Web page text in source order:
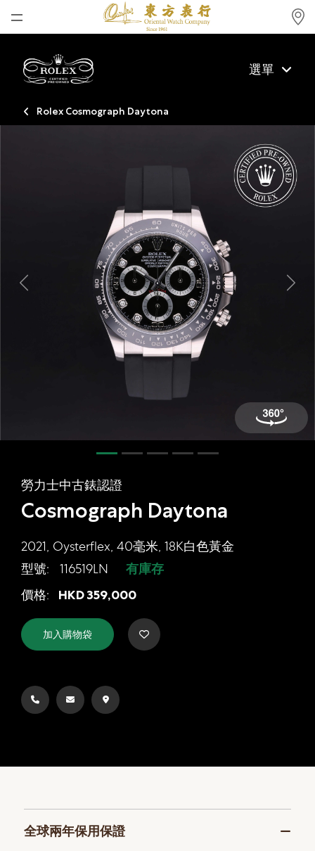
最新消息
腕表資訊
登入
註冊
會員尊享
简体中文
選單
Rolex Cosmograph Daytona
勞力士中古錶認證
Cosmograph Daytona
2021, Oysterflex, 40毫米, 18K白色黃金
型號:
116519LN 有庫存
勞力士中古錶認證 Cosmograph
價格: HKD359,000
加入購物袋
Previous Next
全球兩年保用保證